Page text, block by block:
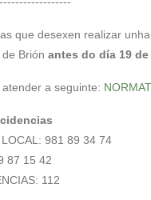
que desexen realizar
Brión antes do día 19
a seguinte:
LOCAL: 981 89 34 74
87 15 42
112